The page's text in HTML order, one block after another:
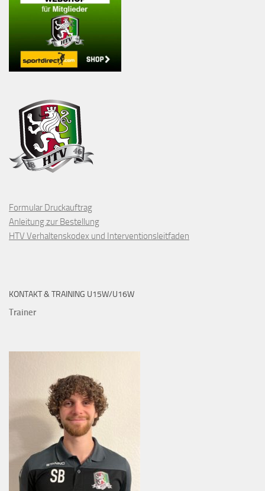
Formular Druckauftrag
Anleitung zur Bestellung
HTV Verhaltenskodex und Interventionsleitfaden
KONTAKT & TRAINING U15W/U16W
Trainer